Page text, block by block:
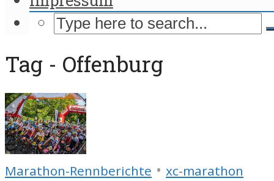
Tag - Offenburg
Marathon-Rennberichte • xc-marathon